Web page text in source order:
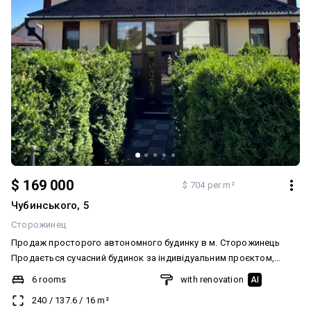
$ 169 000 $ 704 per m²
Чубинського, 5
Сторожинец
Продаж просторого автономного будинку в м. Сторожинець
Продається сучасний будинок за індивідуальним проєктом,
ідеальний для великої родини. Повністю готовий для
комфортного та автономного проживання. Локація: м.
Сторожинець, вул. П. Чубинського (район за річкою). Тиха
6 rooms
240 / 137.6 / 16 m²
with renovation AI